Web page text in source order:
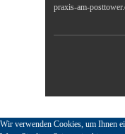
praxis-am-
Wir verwenden Cookies, um Ihnen